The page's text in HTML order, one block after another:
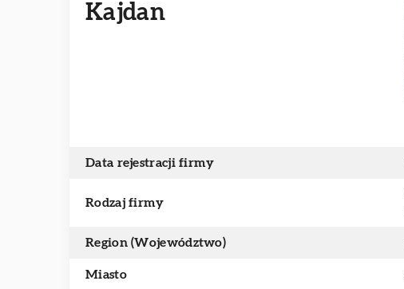
Kajdan
Data rejestracji firmy
Rodzaj firmy
Region (Województwo)
Miasto